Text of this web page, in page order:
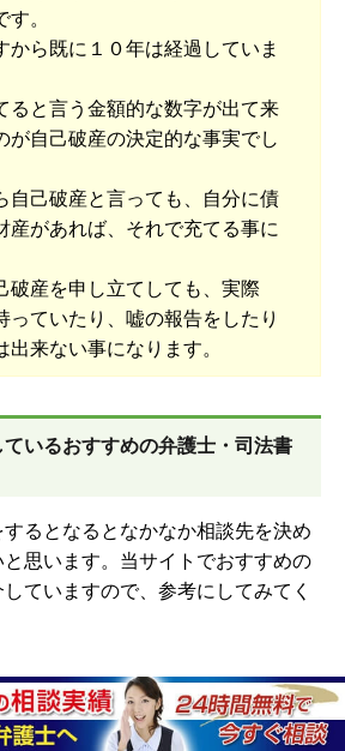
。
から既に１０年は経過していま
ると言う金額的な数字が出て来
が自己破産の決定的な事実でし
自己破産と言っても、自分に債
産があれば、それで充てる事に
破産を申し立てしても、実際
っていたり、嘘の報告をしたり
来ない事になります。
いるおすすめの弁護士・司法書
るとなるとなかなか相談先を決め
思います。当サイトでおすすめの
ていますので、参考にしてみてく
法律事務所